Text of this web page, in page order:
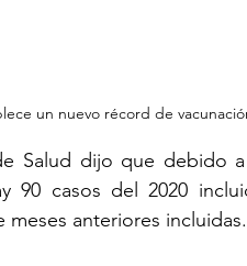
un nuevo récord de
Salud dijo que debido
90 casos del 2020
meses anteriores incluidas.